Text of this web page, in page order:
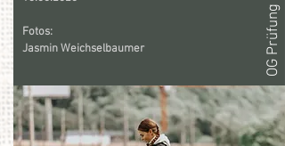
Fotos:
Jasmin Weichselbaumer